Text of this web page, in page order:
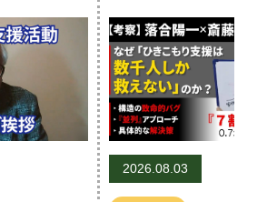
2026.08.03